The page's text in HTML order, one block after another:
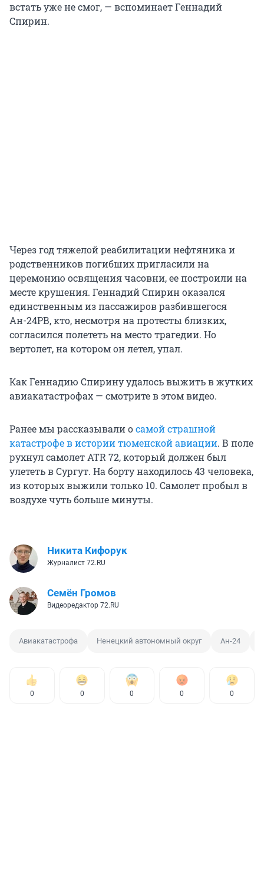
встать уже не смог, — вспоминает Геннадий
Спирин.
Через год тяжелой реабилитации нефтяника и
родственников погибших пригласили на
церемонию освящения часовни, ее построили на
месте крушения. Геннадий Спирин оказался
единственным из пассажиров разбившегося
Ан-24РВ, кто, несмотря на протесты близких,
согласился полететь на место трагедии. Но
вертолет, на котором он летел, упал.
Как Геннадию Спирину удалось выжить в жутких
авиакатастрофах — смотрите в этом видео.
Ранее мы рассказывали осамой страшной
катастрофе в истории тюменской авиации. В поле
рухнул самолет ATR 72, который должен был
улететь в Сургут. На борту находилось 43 человека,
из которых выжили только 10. Самолет пробыл в
воздухе чуть больше минуты.
Никита Кифорук
Журналист 72.RU
Семён Громов
Видеоредактор 72.RU
Авиакатастрофа Ненецкий автономный округ Ан-24
0 0 0 0 0